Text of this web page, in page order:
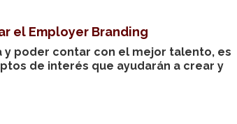
el Employer Branding
poder contar con el mejor talento, es
de interés que ayudarán a crear y